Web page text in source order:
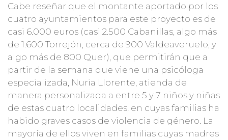
Cabe reseñar que el montante aportado por los
cuatro ayuntamientos para este proyecto es de
casi 6.000 euros (casi 2.500 Cabanillas, algo más
de 1.600 Torrejón, cerca de 900 Valdeaveruelo, y
algo más de 800 Quer), que permitirán que a
partir de la semana que viene una psicóloga
especializada, Nuria Llorente, atienda de
manera personalizada a entre 5 y 7 niños y niñas
de estas cuatro localidades, en cuyas familias ha
habido graves casos de violencia de género. La
mayoría de ellos viven en familias cuyas madres